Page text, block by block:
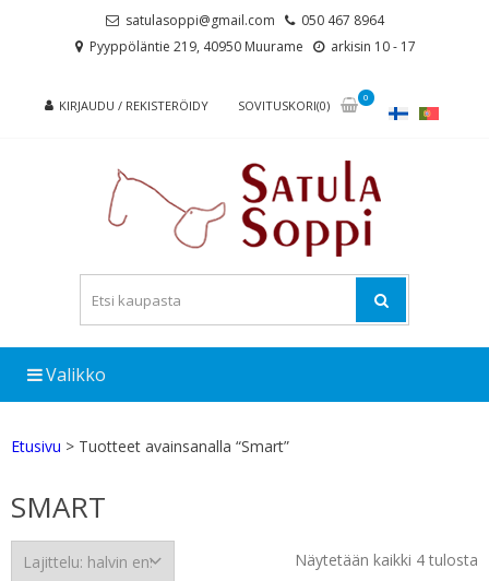
satulasoppi@gmail.com
050 467 8964
Pyyppöläntie 219, 40950 Muurame
arkisin 10 - 17
KIRJAUDU / REKISTERÖIDY SOVITUSKORI(0)
0
Valikko
Etusivu > Tuotteet avainsanalla “Smart”
SMART
Näytetään kaikki 4 tulosta